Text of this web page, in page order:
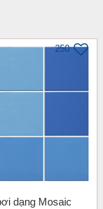
250
dạng Mosaic